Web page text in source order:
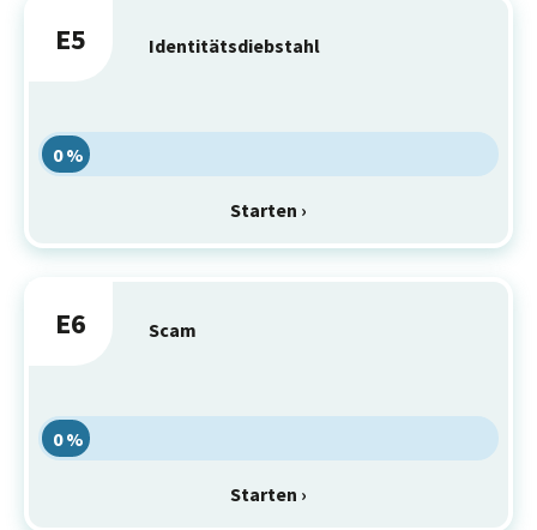
E5 Identitätsdiebstahl
0 %
Starten ›
E6 Scam
0 %
Starten ›